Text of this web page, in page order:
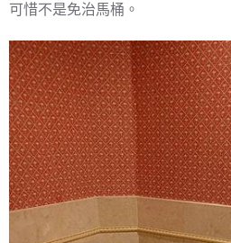
可惜不是免治馬桶。